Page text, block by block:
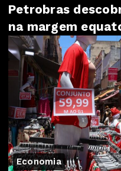
Petrobras
na margem
Economia